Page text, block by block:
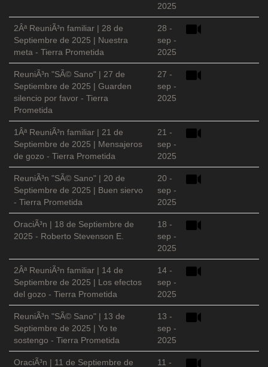
2025
2Âª ReuniÃ³n familiar | 28 de
Septiembre de 2025 | Nuestra
meta - Tierra Prometida
28 -
sep -
2025
ReuniÃ³n "SÃ© Sano" | 27 de
Septiembre de 2025 | Guarden
silencio por favor - Tierra
Prometida
27 -
sep -
2025
1Âª ReuniÃ³n familiar | 21 de
Septiembre de 2025 | Mensajeros
de gozo - Tierra Prometida
21 -
sep -
2025
ReuniÃ³n "SÃ© Sano" | 20 de
Septiembre de 2025 | Buen siervo
- Tierra Prometida
20 -
sep -
2025
OraciÃ³n | 18 de Septiembre de
2025 - Roberto Stevenson E.
18 -
sep -
2025
2Âª ReuniÃ³n familiar | 14 de
Septiembre de 2025 | Los efectos
del gozo - Tierra Prometida
14 -
sep -
2025
ReuniÃ³n "SÃ© Sano" | 13 de
Septiembre de 2025 | Yo te
sostengo - Tierra Prometida
13 -
sep -
2025
OraciÃ³n | 11 de Septiembre de 11 -